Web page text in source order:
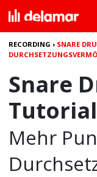
RECORDING › SNARE
Snare
Tutorial
Mehr